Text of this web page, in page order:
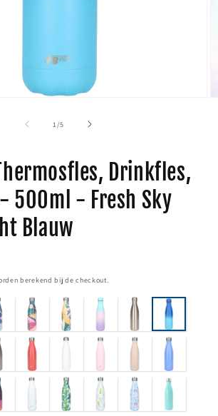
1 /van
5
Drinkfles,
500ml - Fresh Sky
Blauw
berekend bij de checkout.